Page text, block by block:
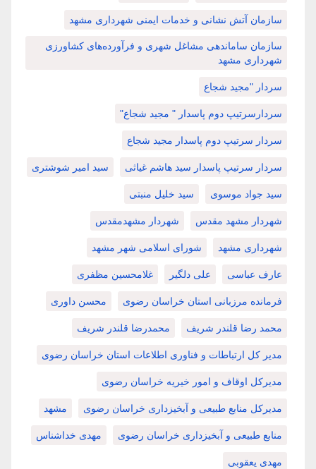
سازمان آتش نشانی و خدمات ایمنی شهرداری مشهد
سازمان ساماندهی مشاغل شهری و فرآورده‌های کشاورزی
شهرداری مشهد
سردار "مجید شجاع
سردارسرتیپ دوم پاسدار " مجید شجاع"
سردار سرتیپ دوم پاسدار مجید شجاع
سردار سرتیپ پاسدار سید هاشم غیاثی سید امیر شوشتری
سید جواد موسوی سید خلیل منبتی
شهردار مشهد مقدس شهردار مشهدمقدس
شهرداری مشهد شورای اسلامی شهر مشهد
عارف عباسی علی دلگیر غلامحسین مظفری
فرمانده مرزبانی استان خراسان رضوی محسن داوری
محمد رضا قلندر شریف محمدرضا قلندر شریف
مدیر کل ارتباطات و فناوری اطلاعات استان خراسان رضوی
مدیرکل اوقاف و امور خیریه خراسان رضوی
مدیرکل منابع طبیعی و آبخیزداری خراسان رضوی مشهد
منابع طبیعی و آبخیزداری خراسان رضوی مهدی خداشناس
مهدی یعقوبی